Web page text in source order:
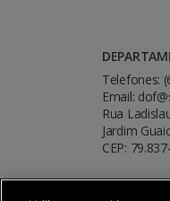
Telefones:
Email:
Rua
Jardim
CEP: